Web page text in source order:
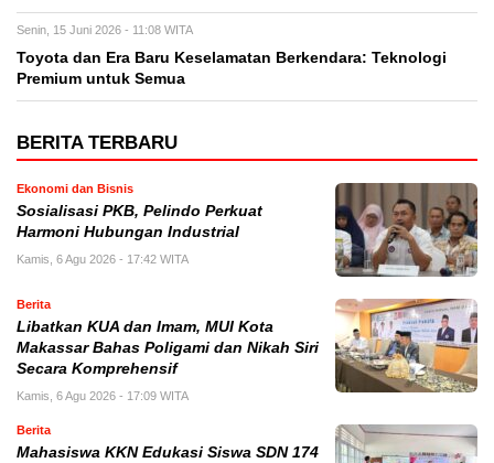
Senin, 15 Juni 2026 - 11:08 WITA
Toyota dan Era Baru Keselamatan Berkendara: Teknologi
Premium untuk Semua
BERITA TERBARU
Ekonomi dan Bisnis
Sosialisasi PKB, Pelindo Perkuat
Harmoni Hubungan Industrial
Kamis, 6 Agu 2026 - 17:42 WITA
Berita
Libatkan KUA dan Imam, MUI Kota
Makassar Bahas Poligami dan Nikah Siri
Secara Komprehensif
Kamis, 6 Agu 2026 - 17:09 WITA
Berita
Mahasiswa KKN Edukasi Siswa SDN 174